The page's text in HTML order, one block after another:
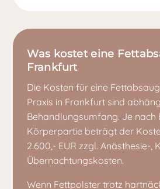
Was kostet eine
Frankfurt
Die Kosten für eine
Praxis in Frankfurt sind
Behandlungsumfang. Je nach
Körperpartie beträgt der
2.600,- EUR zzgl. Anästhesie-,
Übernachtungskosten.
Wenn Fettpolster trotz